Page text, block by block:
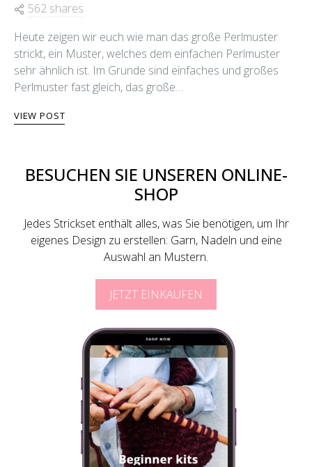
562 shares
Heute zeigen wir euch wie man das große Perlmuster
strickt, ein Muster, welches dem einfachen Perlmuster
sehr ähnlich ist. Im Grunde sind einfaches und großes
Perlmuster fast gleich, das große…
VIEW POST
BESUCHEN SIE UNSEREN ONLINE-
SHOP
Jedes Strickset enthält alles, was Sie benötigen, um Ihr
eigenes Design zu erstellen: Garn, Nadeln und eine
Auswahl an Mustern.
JETZT EINKAUFEN